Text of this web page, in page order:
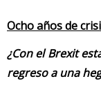
Ocho años de
¿Con el Brexit
regreso a una